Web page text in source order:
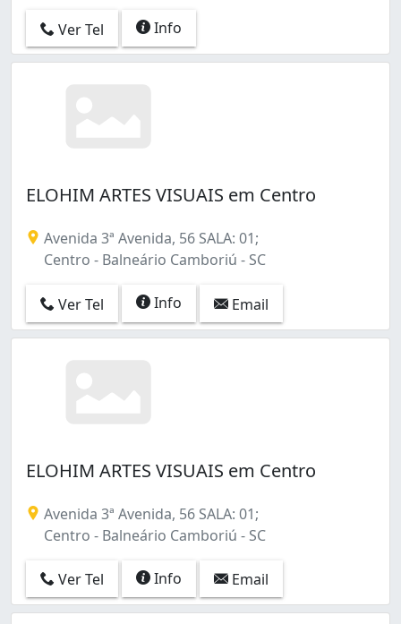
Ver Tel Info
ELOHIM ARTES VISUAIS em Centro
Avenida 3ª Avenida, 56 SALA: 01;
Centro - Balneário Camboriú - SC
Ver Tel Info Email
ELOHIM ARTES VISUAIS em Centro
Avenida 3ª Avenida, 56 SALA: 01;
Centro - Balneário Camboriú - SC
Ver Tel Info Email